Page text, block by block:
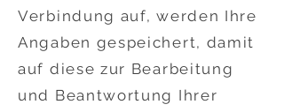
Verbindung auf, werden Ihre
Angaben gespeichert, damit
auf diese zur Bearbeitung
und Beantwortung Ihrer